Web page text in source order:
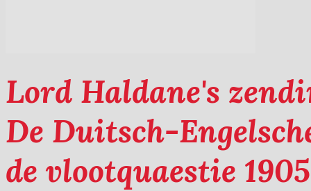
Lord Haldane's
De Duitsch-
de vlootquaestie